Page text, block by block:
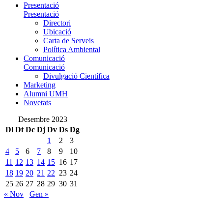
Presentació
Presentació
Directori
Ubicació
Carta de Serveis
Política Ambiental
Comunicació
Comunicació
Divulgació Científica
Marketing
Alumni UMH
Novetats
Desembre 2023
Dl Dt Dc Dj Dv Ds Dg
1
2
3
4
5 6 7 8 9
10
11 12 13 14 15 16 17
18 19 20 21 22 23 24
25 26 27 28 29 30 31
« Nov
Gen »